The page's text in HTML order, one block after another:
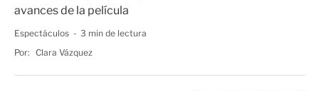
avances de la película
Espectáculos
3 min de lectura
Por: Clara Vázquez